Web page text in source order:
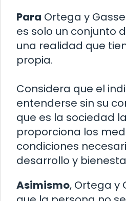
Para Ortega y
es solo un conjunto
una realidad que
propia.
Considera que el
entenderse sin su
que es la sociedad
proporciona los
condiciones
desarrollo y
Asimismo, Ortega y